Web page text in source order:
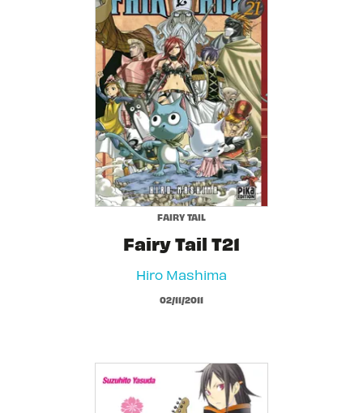
FAIRY TAIL
Fairy Tail T21
Hiro Mashima
02/11/2011